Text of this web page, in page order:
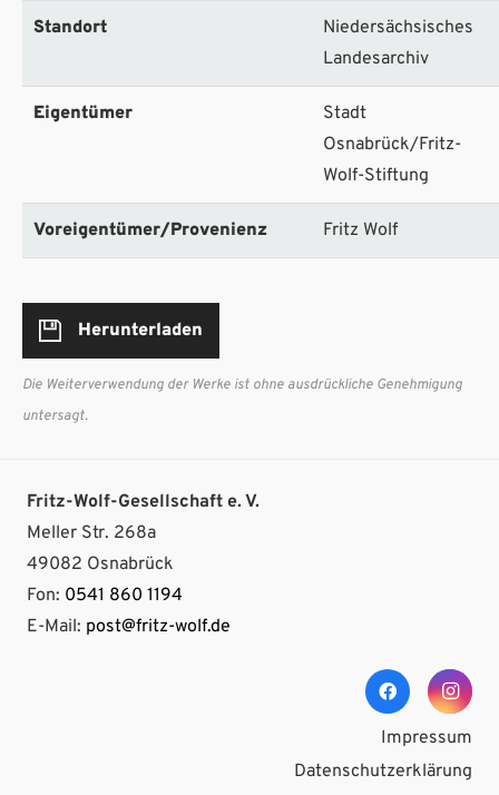
Standort
Niedersächsisches
Landesarchiv
Eigentümer
Stadt
Osnabrück/Fritz-
Wolf-Stiftung
Voreigentümer/Provenienz Fritz Wolf
Herunterladen
Die Weiterverwendung der Werke ist ohne ausdrückliche Genehmigung
untersagt.
Fritz-Wolf-Gesellschaft e. V.
Meller Str. 268a
49082 Osnabrück
Fon: 0541 860 1194
E-Mail: post@fritz-wolf.de
Impressum
Datenschutzerklärung